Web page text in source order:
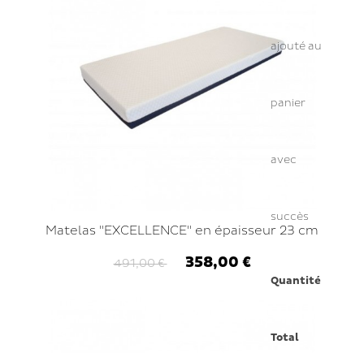
ajouté au
panier
avec
succès
Quantité
Total
Matelas "EXCELLENCE" en épaisseur 23 cm
491,00 € 358,00 €